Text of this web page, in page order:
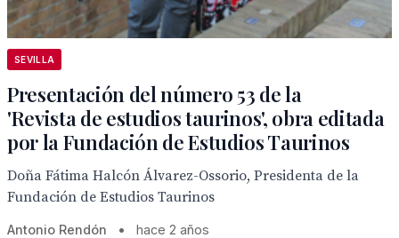
SEVILLA
Presentación del número 53 de la
'Revista de estudios taurinos', obra editada
por la Fundación de Estudios Taurinos
Doña Fátima Halcón Álvarez-Ossorio, Presidenta de la
Fundación de Estudios Taurinos
Antonio Rendón • hace 2 años